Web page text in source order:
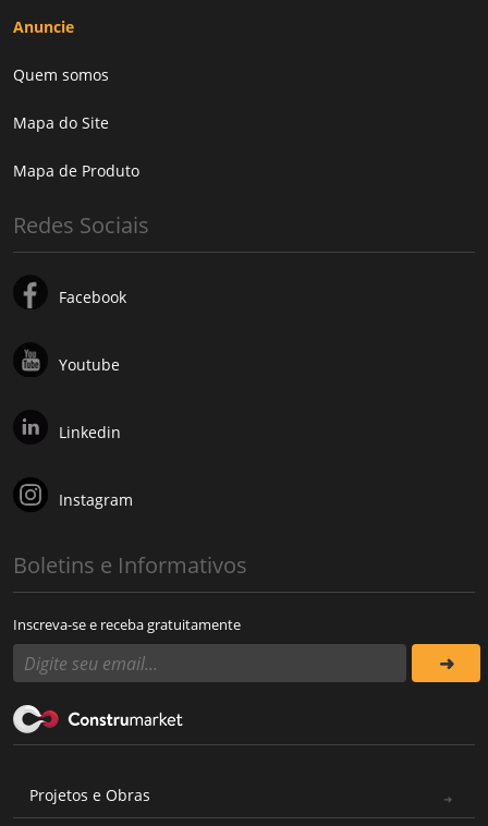
Anuncie
Quem somos
Mapa do Site
Mapa de Produto
Redes Sociais
Facebook
Youtube
Linkedin
Instagram
Boletins e Informativos
Inscreva-se e receba gratuitamente
Projetos e Obras